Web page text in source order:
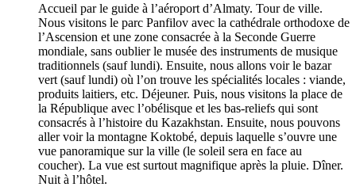
Accueil par le guide à l’aéroport d’Almaty. Tour de ville.
Nous visitons le parc Panfilov avec la cathédrale orthodoxe de
l’Ascension et une zone consacrée à la Seconde Guerre
mondiale, sans oublier le musée des instruments de musique
traditionnels (sauf lundi). Ensuite, nous allons voir le bazar
vert (sauf lundi) où l’on trouve les spécialités locales : viande,
produits laitiers, etc. Déjeuner. Puis, nous visitons la place de
la République avec l’obélisque et les bas-reliefs qui sont
consacrés à l’histoire du Kazakhstan. Ensuite, nous pouvons
aller voir la montagne Koktobé, depuis laquelle s’ouvre une
vue panoramique sur la ville (le soleil sera en face au
coucher). La vue est surtout magnifique après la pluie. Dîner.
Nuit à l’hôtel.